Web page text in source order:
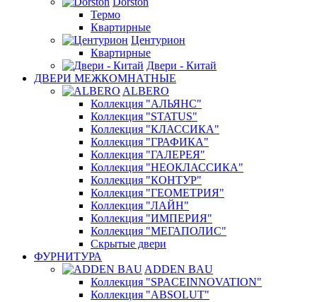
Термо
Квартирные
Центурион
Квартирные
Двери - Китай
ДВЕРИ МЕЖКОМНАТНЫЕ
ALBERO
Коллекция "АЛЬЯНС"
Коллекция "STATUS"
Коллекция "КЛАССИКА"
Коллекция "ГРАФИКА"
Коллекция "ГАЛЕРЕЯ"
Коллекция "НЕОКЛАССИКА"
Коллекция "КОНТУР"
Коллекция "ГЕОМЕТРИЯ"
Коллекция "ЛАЙН"
Коллекция "ИМПЕРИЯ"
Коллекция "МЕГАПОЛИС"
Скрытые двери
ФУРНИТУРА
ADDEN BAU
Коллекция "SPACEINNOVATION"
Коллекция "ABSOLUT"